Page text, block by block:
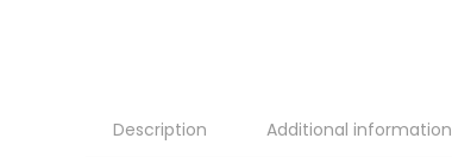
Description Additional information